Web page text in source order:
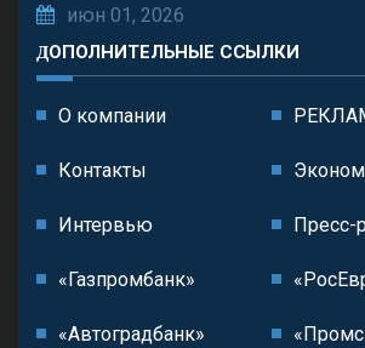
июн 01, 2026
ДОПОЛНИТЕЛЬНЫЕ ССЫЛКИ
О компании
Контакты
Интервью Пресс-
«Газпромбанк»
«Автоградбанк»